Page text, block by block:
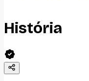
História